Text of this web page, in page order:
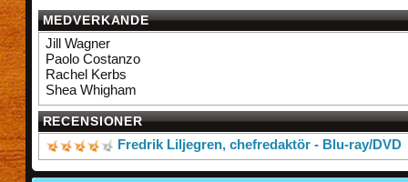
MEDVERKANDE
Jill Wagner
Paolo Costanzo
Rachel Kerbs
Shea Whigham
RECENSIONER
Fredrik Liljegren, chefredaktör - Blu-ray/DVD